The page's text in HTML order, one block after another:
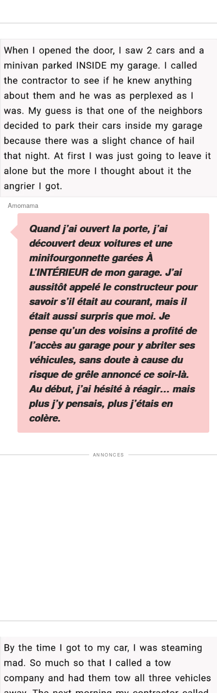
Amomama
Quand j’ai ouvert la porte, j’ai
découvert deux voitures et une
minifourgonnette garées À
L’INTÉRIEUR de mon garage. J’ai
aussitôt appelé le constructeur pour
savoir s’il était au courant, mais il
était aussi surpris que moi. Je
pense qu’un des voisins a profité de
l’accès au garage pour y abriter ses
véhicules, sans doute à cause du
risque de grêle annoncé ce soir-là.
Au début, j’ai hésité à réagir… mais
plus j’y pensais, plus j’étais en
colère.
ANNONCES